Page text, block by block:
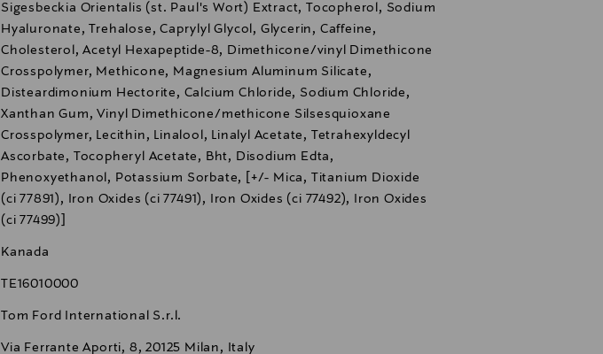
Sigesbeckia Orientalis (st. Paul's Wort) Extract, Tocopherol, Sodium
Hyaluronate, Trehalose, Caprylyl Glycol, Glycerin, Caffeine,
Cholesterol, Acetyl Hexapeptide-8, Dimethicone/vinyl Dimethicone
Crosspolymer, Methicone, Magnesium Aluminum Silicate,
Disteardimonium Hectorite, Calcium Chloride, Sodium Chloride,
Xanthan Gum, Vinyl Dimethicone/methicone Silsesquioxane
Crosspolymer, Lecithin, Linalool, Linalyl Acetate, Tetrahexyldecyl
Ascorbate, Tocopheryl Acetate, Bht, Disodium Edta,
Phenoxyethanol, Potassium Sorbate, [+/- Mica, Titanium Dioxide
(ci 77891), Iron Oxides (ci 77491), Iron Oxides (ci 77492), Iron Oxides
(ci 77499)]
Kanada
TE16010000
Tom Ford International S.r.l.
Via Ferrante Aporti, 8, 20125 Milan, Italy